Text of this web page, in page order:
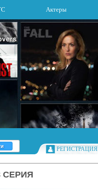
Актеры
РЕГИСТРАЦИЯ
СЕРИЯ